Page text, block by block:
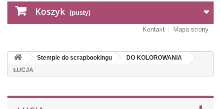
Koszyk (pusty)
Kontakt Mapa strony
Stemple do scrapbookingu
DO KOLOROWANIA
ŁUCJA